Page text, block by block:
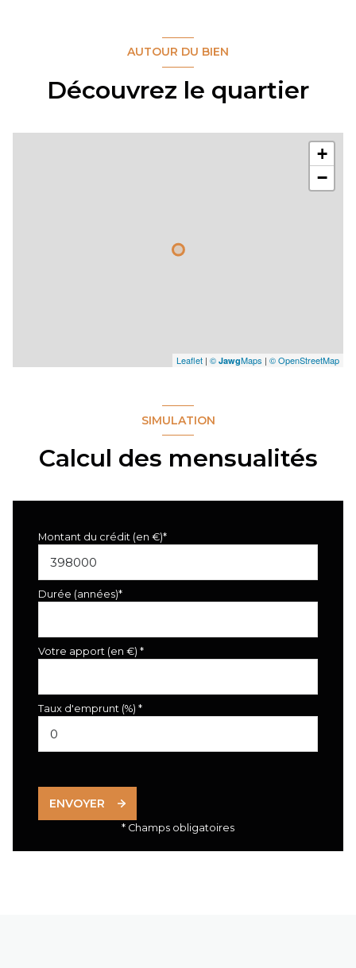
AUTOUR DU BIEN
Découvrez le quartier
+
−
Leaflet | © JawgMaps | © OpenStreetMap
SIMULATION
Calcul des mensualités
Montant du crédit (en €)*
Durée (années)*
Votre apport (en €) *
Taux d'emprunt (%) *
ENVOYER
* Champs obligatoires